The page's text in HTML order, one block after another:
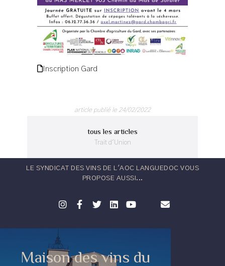
Inscription Gard
article publié le 24/02/2022
tous les articles
Trait d'Union
LE SYNDICAT DES VINS DE L'AOC LANGUEDOC VOUS
PROPOSE AUSSI...
Maison des vins du